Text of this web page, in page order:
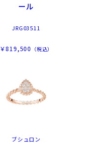
ール
JRG03511
￥819,500 （税込）
ブシュロン